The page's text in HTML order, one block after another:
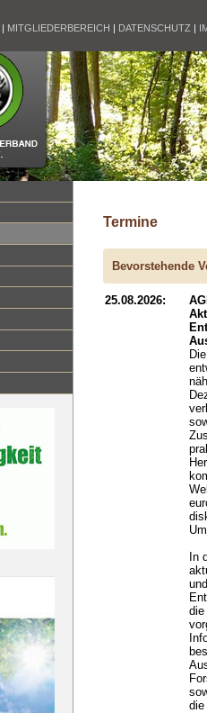
| MITGLIEDERBEREICH | DATENSCHUTZ |
Termine
Bevorstehende
25.08.2026:
In
die